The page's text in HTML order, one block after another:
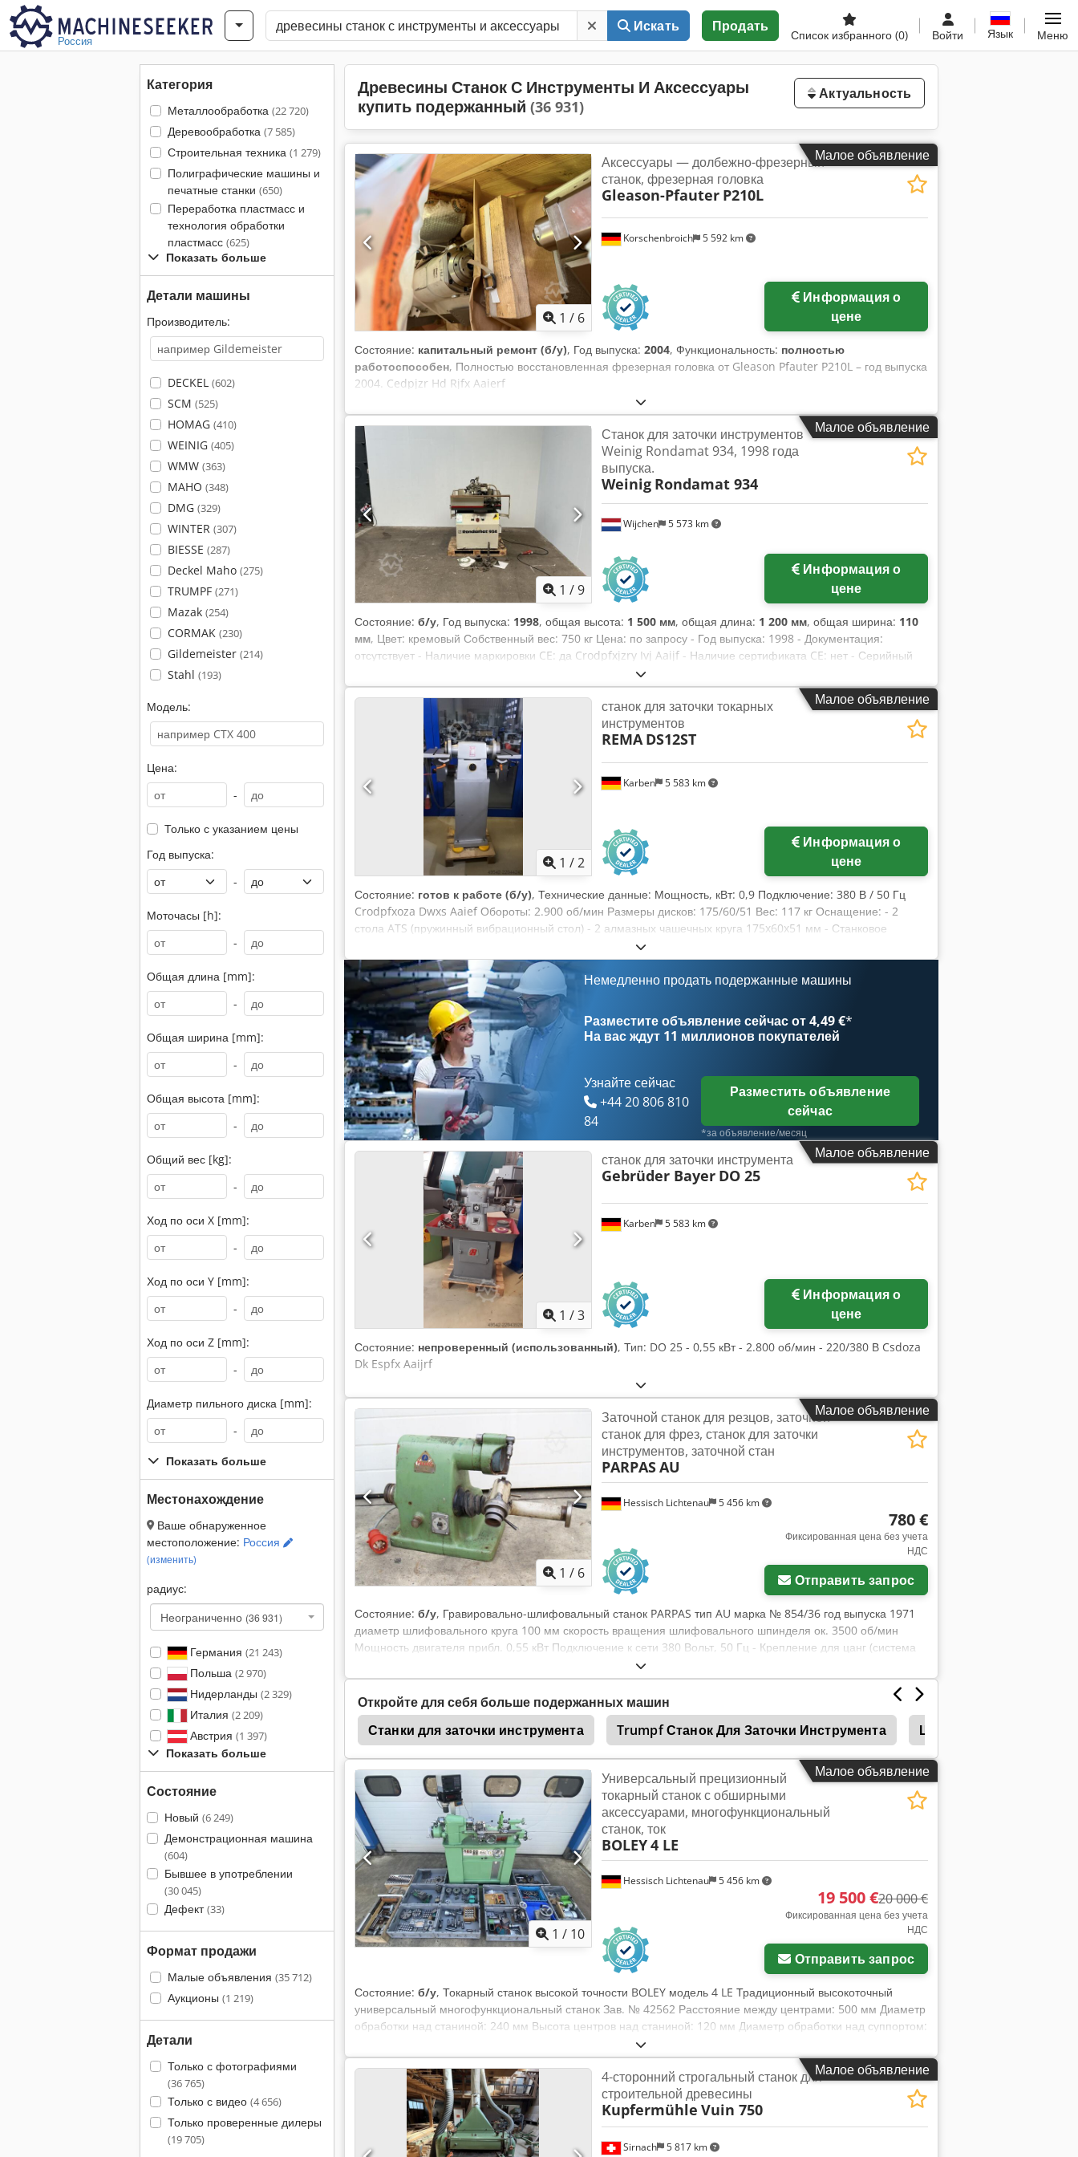
Россия
Искать Продать
Список избранного (0) Войти Язык Меню
Категория
Металлообработка (22 720)
Деревообработка (7 585)
Строительная техника (1 279)
Полиграфические машины и
печатные станки (650)
Переработка пластмасс и
технология обработки
пластмасс (625)
Показать больше
Детали машины
Производитель:
DECKEL (602)
SCM (525)
HOMAG (410)
WEINIG (405)
WMW (363)
MAHO (348)
DMG (329)
WINTER (307)
BIESSE (287)
Deckel Maho (275)
TRUMPF (271)
Mazak (254)
CORMAK (230)
Gildemeister (214)
Stahl (193)
Модель:
Цена:
-
Только с указанием цены
Год выпуска:
-
Моточасы [h]:
-
Общая длина [mm]:
-
Общая ширина [mm]:
-
Общая высота [mm]:
-
Общий вес [kg]:
-
Ход по оси X [mm]:
-
Ход по оси Y [mm]:
-
Ход по оси Z [mm]:
-
Диаметр пильного диска [mm]:
-
Показать больше
Местонахождение
Ваше обнаруженное
местоположение: Россия
(изменить)
радиус:
Неограниченно (36 931)
Германия (21 243)
Польша (2 970)
Нидерланды (2 329)
Италия (2 209)
Австрия (1 397)
Показать больше
Состояние
Новый (6 249)
Демонстрационная машина
(604)
Бывшее в употреблении
(30 045)
Дефект(33)
Формат продажи
Малые объявления (35 712)
Аукционы (1 219)
Детали
Только с фотографиями
(36 765)
Только с видео (4 656)
Только проверенные дилеры
(19 705)
Древесины Станок С Инструменты И Аксессуары
купить подержанный (36 931)
Актуальность
Малое объявление
1 / 6
Korschenbroich 5 592 km
Аксессуары — долбежно-фрезерный
станок, фрезерная головка
Gleason-Pfauter P210L
цене
Состояние: капитальный ремонт (б/у), Год выпуска: 2004, Функциональность: полностью
работоспособен, Полностью восстановленная фрезерная головка от Gleason Pfauter P210L – год выпуска
2004. Cedpjzr Hd Rjfx Aaierf
Малое объявление
1 /9
Wijchen 5 573 km
Станок для заточки инструментов
Weinig Rondamat 934, 1998 года
выпуска.
Weinig Rondamat 934
цене
Состояние: б/у, Год выпуска: 1998, общая высота: 1 500 мм, общая длина: 1 200 мм, общая ширина: 110
мм, Цвет: кремовый Собственный вес: 750 кг Цена: по запросу - Год выпуска: 1998 - Документация:
отсутствует - Наличие маркировки CE: да Crodpfxjzry Ivj Aaijf - Наличие сертификата CE: нет - Серийный
номер: 84915 - Система управления: традиционная - Транспортные размеры: 1200 мм x 110 мм x 1500 мм
(д x ш x в) - Транспортный вес [кг]: 750 кг - Транспортная упаковка [шт.]: 1 Финансовая информация НДС:
указанная цена включает в себя НДС НДС/налог на добавленную стоимость: НДС подлежит вычету для
предприятий Возможна доставка и прием в зачет любого оборудования из промышленной сферы в любое
время. Лукас ван Россум
Малое объявление
Запросить больше
1 /2
Karben 5 583 km
станок для заточки токарных
инструментов
REMA DS12ST
цене
Состояние: готов к работе (б/у), Технические данные: Мощность, кВт: 0,9 Подключение: 380 В / 50 Гц
Crodpfxoza Dwxs Aaief Обороты: 2.900 об/мин Размеры дисков: 175/60/51 Вес: 117 кг Оснащение: - 2
стола ATS (пружинный вибрационный стол) - 2 алмазных чашечных круга 175x60x51 мм - Станковое
Немедленно продать подержанные машины
Разместите объявление сейчас от 4,49 €*
На вас ждут 11 миллионов покупателей
Узнайте сейчас
+44 20 806 810
84
Разместить объявление
сейчас
*за объявление/месяц
Малое объявление
1 /3
Karben 5 583 km
станок для заточки инструмента
Gebrüder Bayer DO 25
цене
Состояние: непроверенный (использованный), Тип: DO 25 - 0,55 кВт - 2.800 об/мин - 220/380 В Csdoza
Dk Espfx Aaijrf
Малое объявление
1 / 6
Hessisch Lichtenau 5 456 km
Заточной станок для резцов, заточной
станок для фрез, станок для заточки
инструментов, заточной стан
PARPASAU
780 €
Фиксированная цена без учета
НДС
Отправить запрос
Состояние: б/у, Гравировально-шлифовальный станок PARPAS тип AU марка № 854/36 год выпуска 1971
диаметр шлифовального круга 100 мм скорость вращения шлифовального шпинделя ок. 3500 об/мин
Мощность двигателя прибл. 0,55 кВт Подключение к сети 380 Вольт, 50 Гц - Крепление для цанг (система
DECKEL с S20x2) Crjdpfx Aodzp T Tjaief - Цанга Ø 15,0 мм - Устройство для правки алмазных
шлифовальных кругов для передней стороны шлифовального круга занимаемая площадь Д х Ш х В 700 х
350 х 450 мм вес ок. 80 кг хорошее состояние
Откройте для себя больше подержанных машин
Станки для заточки инструмента
Trumpf Станок Для Заточки Инструмента Шлифовальный
Зубофрезерный Pfauter
Малое объявление
1 / 10
Hessisch Lichtenau 5 456 km
Универсальный прецизионный
токарный станок с обширными
аксессуарами, многофункциональный
станок, ток
BOLEY4 LE
19 500 €20 000 €
Фиксированная цена без учета
НДС
Отправить запрос
Состояние: б/у, Токарный станок высокой точности BOLEY модель 4 LE Традиционный высокоточный
универсальный многофункциональный станок Зав. № 42562 Расстояние между центрами: 500 мм Диаметр
обработки над станиной: 240 мм Высота центров над станиной: 120 мм Диаметр обработки над суппортом:
140 мм Высота центров над суппортом: 70 мм Отверстие шпинделя: 23 мм Крепление патрона: M40 x 3,5
мм, наружная резьба Конус пиноли задней бабки: MK 2 Регулировка/ход пиноли: 80 мм Частота вращения
шпинделя: 30 - 1300 об/мин Мощность привода: 1,1 кВт Подключение: 400 В, 50 Гц - 3-осевая цифровая
индикация RSF ELEKTRONIC, модель Z503ST-220 - Позиционная индикация HEIDENHAIN, модель VRZ 136B
для энкодера угла вращения - ЖК-дисплей для измерительной техники в комплекте - Управление
скоростью шпинделя: 2 клиновые ременные ступени, 2 ступени коробки передач и плавная регулировка
вариатором - Продольная подача через сменные зубчатые колёса + комплект сменных зубчатых колёс -
Малое объявление
Sirnach 5 817 km
4-сторонний строгальный станок для
строительной древесины
Kupfermühle Vuin 750